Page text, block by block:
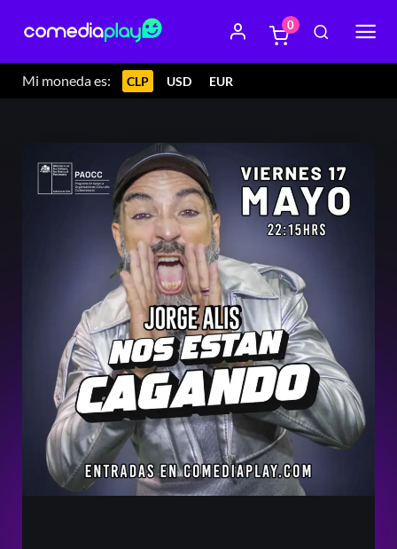
Mi moneda es: CLP USD EUR
0